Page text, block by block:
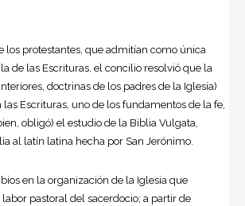
los protestantes, que admitían como única
de las Escrituras, el concilio resolvió que la
doctrinas de los padres de la Iglesia)
Escrituras, uno de los fundamentos de la fe,
obligó) el estudio de la Biblia Vulgata,
al latín latina hecha por San Jerónimo.
en la organización de la Iglesia que
pastoral del sacerdocio; a partir de